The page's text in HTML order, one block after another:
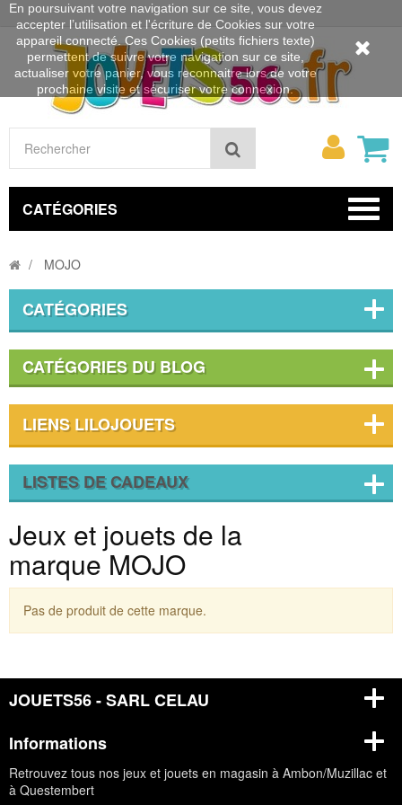
Rechercher
Mon
CATÉGORIES
MOJO
CATÉGORIES
CATÉGORIES DU BLOG
LIENS LILOJOUETS
LISTES DE CADEAUX
Jeux et jouets de la
marque MOJO
Pas de produit de cette marque.
JOUETS56 - SARL CELAU
Informations
Retrouvez tous nos jeux et jouets en magasin à Ambon/Muzillac et
à Questembert
En poursuivant votre navigation sur ce site, vous devez
accepter l’utilisation et l'écriture de Cookies sur votre
appareil connecté. Ces Cookies (petits fichiers texte)
permettent de suivre votre navigation sur ce site,
actualiser votre panier, vous reconnaitre lors de votre
prochaine visite et sécuriser votre connexion.